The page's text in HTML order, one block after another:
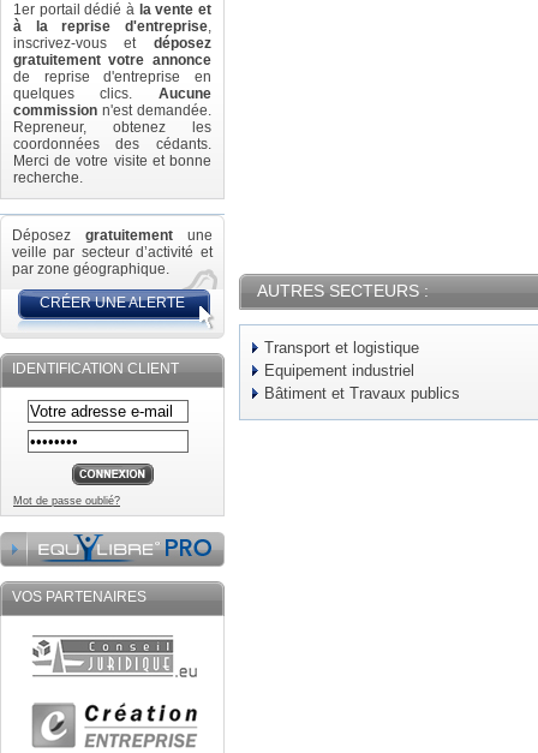
1er portail dédié à la vente et
à la reprise d'entreprise,
inscrivez-vous et déposez
gratuitement votre annonce
de reprise d'entreprise en
quelques clics. Aucune
commission n'est demandée.
Repreneur, obtenez les
coordonnées des cédants.
Merci de votre visite et bonne
recherche.
Déposez gratuitement une
veille par secteur d’activité et
par zone géographique.
CRÉER UNE ALERTE
IDENTIFICATION CLIENT
Mot de passe oublié?
VOS PARTENAIRES
AUTRES SECTEURS :
Transport et logistique
Equipement industriel
Bâtiment et Travaux publics